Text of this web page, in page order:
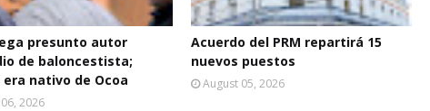
presunto autor
de baloncestista;
nativo de Ocoa
2026
Acuerdo del PRM repartirá 15
nuevos puestos
August 05, 2026